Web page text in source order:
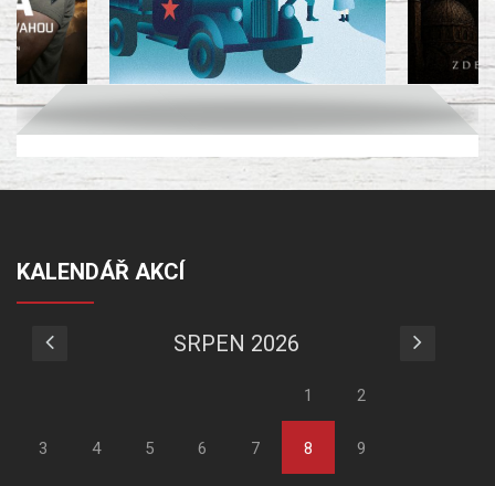
KALENDÁŘ AKCÍ
SRPEN 2026
1 2
3 4 5 6 7 8 9